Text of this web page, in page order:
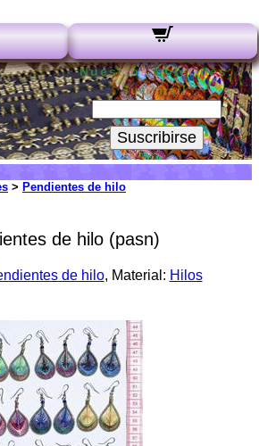
Nuestros boletines:
Su Email:
Suscribirse
> Pendientes de hilo
de hilo (pasn)
de hilo, Material: Hilos